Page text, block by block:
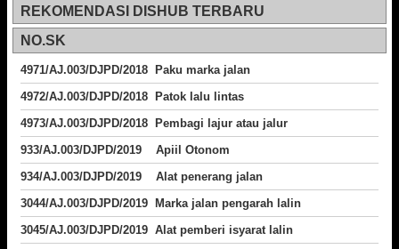
REKOMENDASI DISHUB TERBARU
NO.SK
4971/AJ.003/DJPD/2018 Paku marka jalan
4972/AJ.003/DJPD/2018 Patok lalu lintas
4973/AJ.003/DJPD/2018
Pembagi lajur atau jalur
933/AJ.003/DJPD/2019 Apiil Otonom
934/AJ.003/DJPD/2019 Alat penerang jalan
3044/AJ.003/DJPD/2019 Marka jalan pengarah lalin
3045/AJ.003/DJPD/2019 Alat pemberi isyarat lalin